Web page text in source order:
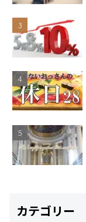
カテゴリー